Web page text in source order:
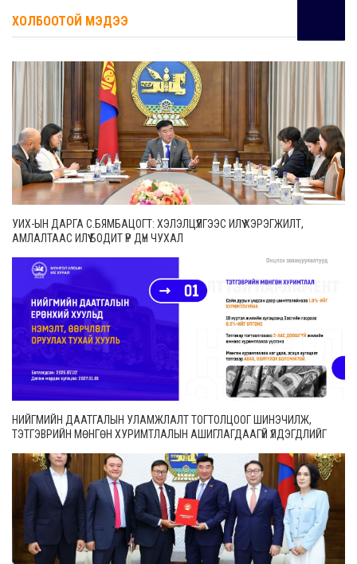
ХОЛБООТОЙ МЭДЭЭ
УИХ-ЫН ДАРГА С.БЯМБАЦОГТ: ХЭЛЭЛЦҮҮЛГЭЭС ИЛҮҮ ХЭРЭГЖИЛТ,
АМЛАЛТААС ИЛҮҮ БОДИТ ҮР ДҮН ЧУХАЛ
НИЙГМИЙН ДААТГАЛЫН УЛАМЖЛАЛТ ТОГТОЛЦООГ ШИНЭЧИЛЖ,
ТЭТГЭВРИЙН МӨНГӨН ХУРИМТЛАЛЫН АШИГЛАГДААГҮЙ ҮЛДЭГДЛИЙГ